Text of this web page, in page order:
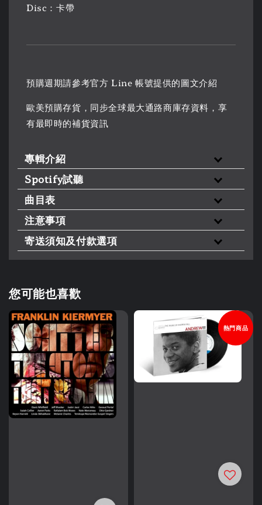
Disc：卡帶
預購週期請參考官方 Line 帳號提供的圖文介紹
歐美預購存貨，同步全球最大通路商庫存資料，享
有最即時的補貨資訊
專輯介紹
Spotify試聽
曲目表
注意事項
寄送須知及付款選項
您可能也喜歡
熱門商品